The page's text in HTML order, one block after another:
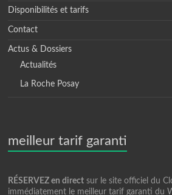
Disponibilités et tarifs
Contact
Actus & Dossiers
Actualités
La Roche Posay
meilleur tarif garanti
RÉSERVEZ en direct sur le site officiel du
immédiatement le meilleur tarif garanti du